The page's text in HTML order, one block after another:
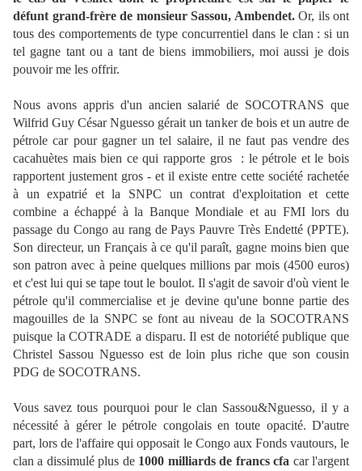
défunt grand-frère de monsieur Sassou, Ambendet.Or, ils ont
tous des comportements de type concurrentiel dans le clan : si un
tel gagne tant ou a tant de biens immobiliers, moi aussi je dois
pouvoir me les offrir.
Nous avons appris d'un ancien salarié de SOCOTRANS que
Wilfrid Guy César Nguesso gérait un tanker de bois et un autre de
pétrole car pour gagner un tel salaire, il ne faut pas vendre des
cacahuètes mais bien ce qui rapporte gros : le pétrole et le bois
rapportent justement gros - et il existe entre cette société rachetée
à un expatrié et la SNPC un contrat d'exploitation et cette
combine a échappé à la Banque Mondiale et au FMI lors du
passage du Congo au rang de Pays Pauvre Très Endetté (PPTE).
Son directeur, un Français à ce qu'il paraît, gagne moins bien que
son patron avec à peine quelques millions par mois (4500 euros)
et c'est lui qui se tape tout le boulot. Il s'agit de savoir d'où vient le
pétrole qu'il commercialise et je devine qu'une bonne partie des
magouilles de la SNPC se font au niveau de la SOCOTRANS
puisque la COTRADE a disparu. Il est de notoriété publique que
Christel Sassou Nguesso est de loin plus riche que son cousin
PDG de SOCOTRANS.
Vous savez tous pourquoi pour le clan Sassou&Nguesso, il y a
nécessité à gérer le pétrole congolais en toute opacité. D'autre
part, lors de l'affaire qui opposait le Congo aux Fonds vautours, le
clan a dissimulé plus de 1000 milliards de francs cfa car l'argent